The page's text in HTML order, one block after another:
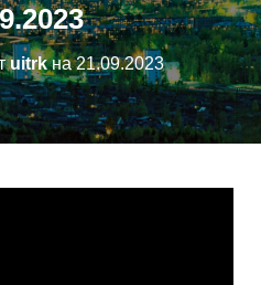
uitrkна21.09.2023